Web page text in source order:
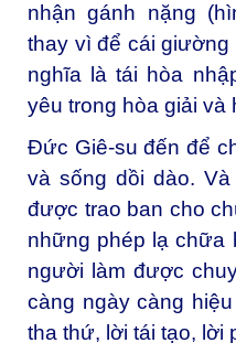
nhận gánh nặng
thay vì để cái giường
nghĩa là tái hòa
yêu trong hòa giải và
Đức Giê-su đến để
và sống dồi dào.
được trao ban cho
những phép lạ chữa
người làm được
càng ngày càng
tha thứ, lời tái tạo, lời